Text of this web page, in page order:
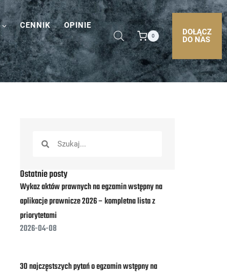
CENNIK OPINIE
0
DOŁĄCZ
DO NAS
Ostatnie posty
Wykaz aktów prawnych na egzamin wstępny na
aplikacje prawnicze 2026 – kompletna lista z
priorytetami
2026-04-08
30 najczęstszych pytań o egzamin wstępny na